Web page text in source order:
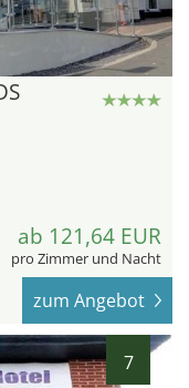
ab 121,64 EUR
pro Zimmer und Nacht
zum Angebot
7